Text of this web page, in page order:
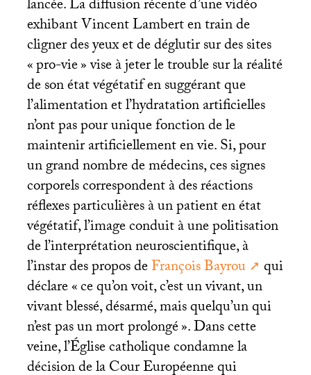
lancée. La diffusion récente d’une vidéo
exhibant Vincent Lambert en train de
cligner des yeux et de déglutir sur des sites
«pro-vie» vise à jeter le trouble sur la réalité
de son état végétatif en suggérant que
l’alimentation et l’hydratation artificielles
n’ont pas pour unique fonction de le
maintenir artificiellement en vie. Si, pour
un grand nombre de médecins, ces signes
corporels correspondent à des réactions
réflexes particulières à un patient en état
végétatif, l’image conduit à une politisation
de l’interprétation neuroscientifique, à
l’instar des propos deFrançois Bayrou
qui
déclare «ce qu’on voit, c’est un vivant, un
vivant blessé, désarmé, mais quelqu’un qui
n’est pas un mort prolongé». Dans cette
veine, l’Église catholique condamne la
décision de la Cour Européenne qui